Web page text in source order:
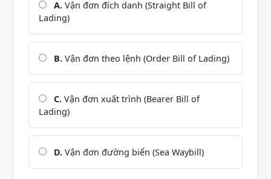
A. Vận đơn đích danh (Straight Bill of
Lading)
B. Vận đơn theo lệnh (Order Bill of Lading)
C. Vận đơn xuất trình (Bearer Bill of
Lading)
D. Vận đơn đường biển (Sea Waybill)